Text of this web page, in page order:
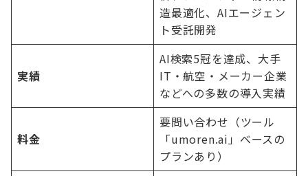
造最適化、AIエージェン
ト受託開発
実績
AI検索5冠を達成、大手
IT・航空・メーカー企業
などへの多数の導入実績
料金
要問い合わせ（ツール
「umoren.ai」ベースの
プランあり）